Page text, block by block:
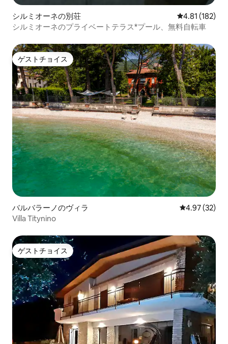
シルミオーネの別荘 レビュー182
4.81 (182)
シルミオーネのプライベートテラス*プール、無料自転車
ゲストチョイス
ゲストチョイス
バルバラーノのヴィラ レビュー32
4.97 (32)
Villa Titynino
ゲストチョイス
ゲストチョイス